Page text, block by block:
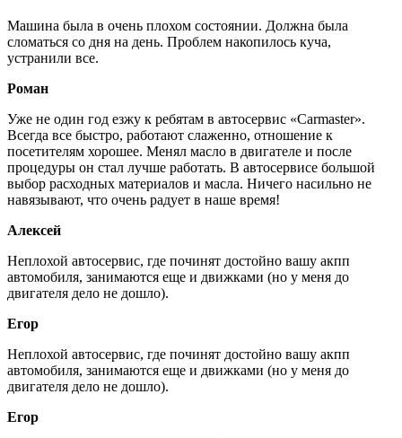
Машина была в очень плохом состоянии. Должна была
сломаться со дня на день. Проблем накопилось куча,
устранили все.
Роман
Уже не один год езжу к ребятам в автосервис «Carmaster».
Всегда все быстро, работают слаженно, отношение к
посетителям хорошее. Менял масло в двигателе и после
процедуры он стал лучше работать. В автосервисе большой
выбор расходных материалов и масла. Ничего насильно не
навязывают, что очень радует в наше время!
Алексей
Неплохой автосервис, где починят достойно вашу акпп
автомобиля, занимаются еще и движками (но у меня до
двигателя дело не дошло).
Егор
Неплохой автосервис, где починят достойно вашу акпп
автомобиля, занимаются еще и движками (но у меня до
двигателя дело не дошло).
Егор